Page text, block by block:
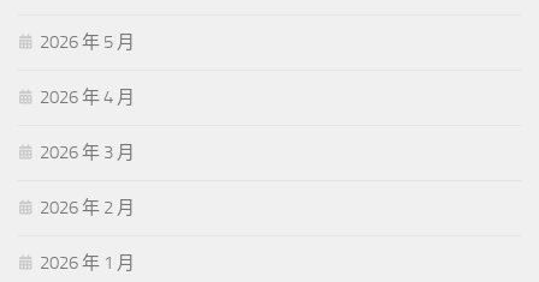
2026 年 5 月
2026 年 4 月
2026 年 3 月
2026 年 2 月
2026 年 1 月